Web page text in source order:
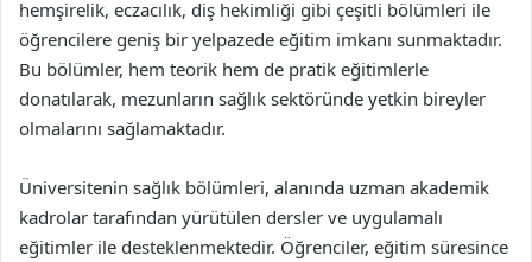
hemşirelik, eczacılık, diş hekimliği gibi çeşitli bölümleri ile
öğrencilere geniş bir yelpazede eğitim imkanı sunmaktadır.
Bu bölümler, hem teorik hem de pratik eğitimlerle
donatılarak, mezunların sağlık sektöründe yetkin bireyler
olmalarını sağlamaktadır.
Üniversitenin sağlık bölümleri, alanında uzman akademik
kadrolar tarafından yürütülen dersler ve uygulamalı
eğitimler ile desteklenmektedir. Öğrenciler, eğitim süresince